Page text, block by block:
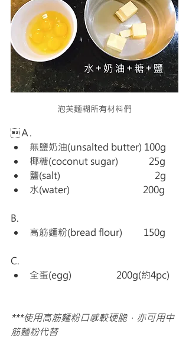
泡芙麵糊所有材料們
Ａ.
無鹽奶油(unsalted butter) 100g
椰糖(coconut sugar)             25g
鹽(salt)                                        2g
水(water)                               200g
B.
高筋麵粉(bread flour)         150g
C.
全蛋(egg)                   200g(約4pc)
***使用高筋麵粉口感較硬脆，亦可用中
筋麵粉代替